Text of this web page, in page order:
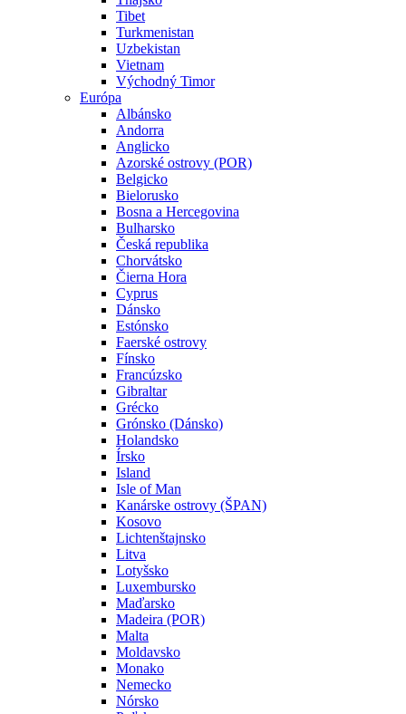
Tibet
Turkmenistan
Uzbekistan
Vietnam
Východný Timor
Európa
Albánsko
Andorra
Anglicko
Azorské ostrovy (POR)
Belgicko
Bielorusko
Bosna a Hercegovina
Bulharsko
Česká republika
Chorvátsko
Čierna Hora
Cyprus
Dánsko
Estónsko
Faerské ostrovy
Fínsko
Francúzsko
Gibraltar
Grécko
Grónsko (Dánsko)
Holandsko
Írsko
Island
Isle of Man
Kanárske ostrovy (ŠPAN)
Kosovo
Lichtenštajnsko
Litva
Lotyšsko
Luxembursko
Maďarsko
Madeira (POR)
Malta
Moldavsko
Monako
Nemecko
Nórsko